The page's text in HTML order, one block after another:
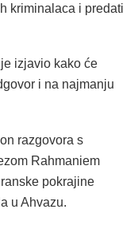
kriminalaca i predati
je izjavio kako će
i na najmanju
razgovora s
Rahmaniem
pokrajine
u Ahvazu.